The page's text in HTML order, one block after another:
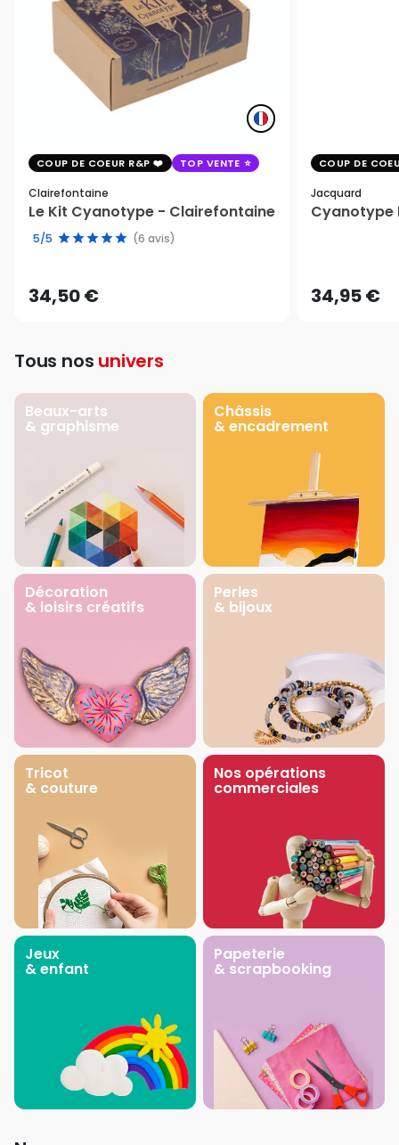
COUP DE COEUR R&P TOP VENTE
Clairefontaine
Le Kit Cyanotype - Clairefontaine
5/5 (6 avis)
34,50 €
COUP DE
Jacquard
Cyanotype
34,95 €
Tous nos univers
Beaux-arts
& graphisme
Châssis
& encadrement
Décoration
& loisirs créatifs
Perles
& bijoux
Tricot
& couture
Nos opérations
commerciales
Jeux
& enfant
Papeterie
& scrapbooking